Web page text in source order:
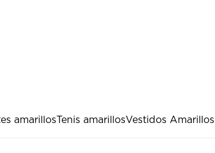
amarillosTenis amarillosVestidos Amarillos